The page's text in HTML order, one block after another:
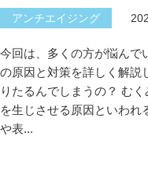
アンチエイジング
今回は、多くの方が悩んで
の原因と対策を詳しく解説
りたるんでしまうの？ む
を生じさせる原因といわれ
や表...